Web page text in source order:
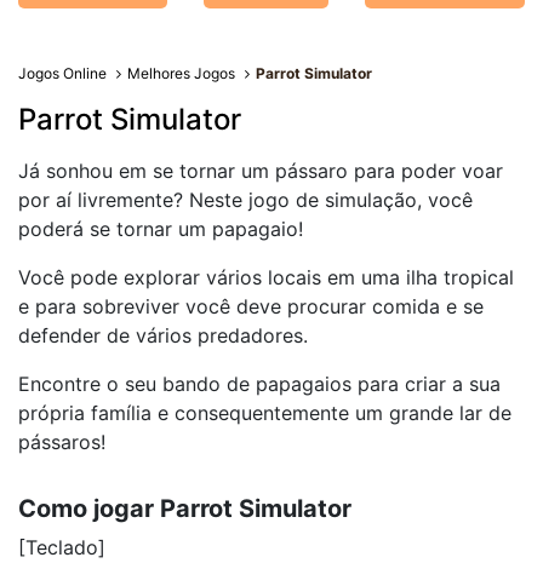
Jogos Online Melhores Jogos Parrot Simulator
Parrot Simulator
Já sonhou em se tornar um pássaro para poder voar
por aí livremente? Neste jogo de simulação, você
poderá se tornar um papagaio!
Você pode explorar vários locais em uma ilha tropical
e para sobreviver você deve procurar comida e se
defender de vários predadores.
Encontre o seu bando de papagaios para criar a sua
própria família e consequentemente um grande lar de
pássaros!
Como jogar Parrot Simulator
[Teclado]